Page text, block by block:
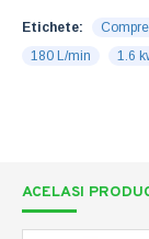
Etichete:
180 L/min
1.6
ACELASI